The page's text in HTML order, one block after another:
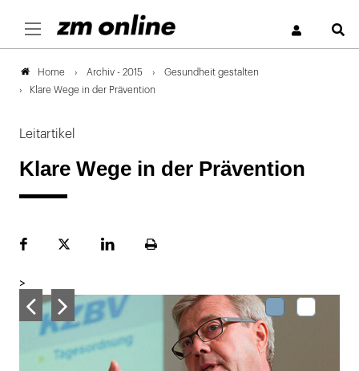
Home Archiv - 2015
Gesundheit gestalten
Klare Wege in der Prävention
Leitartikel
Klare Wege in der Prävention
FacebookPlattformLinekdInSeite
>